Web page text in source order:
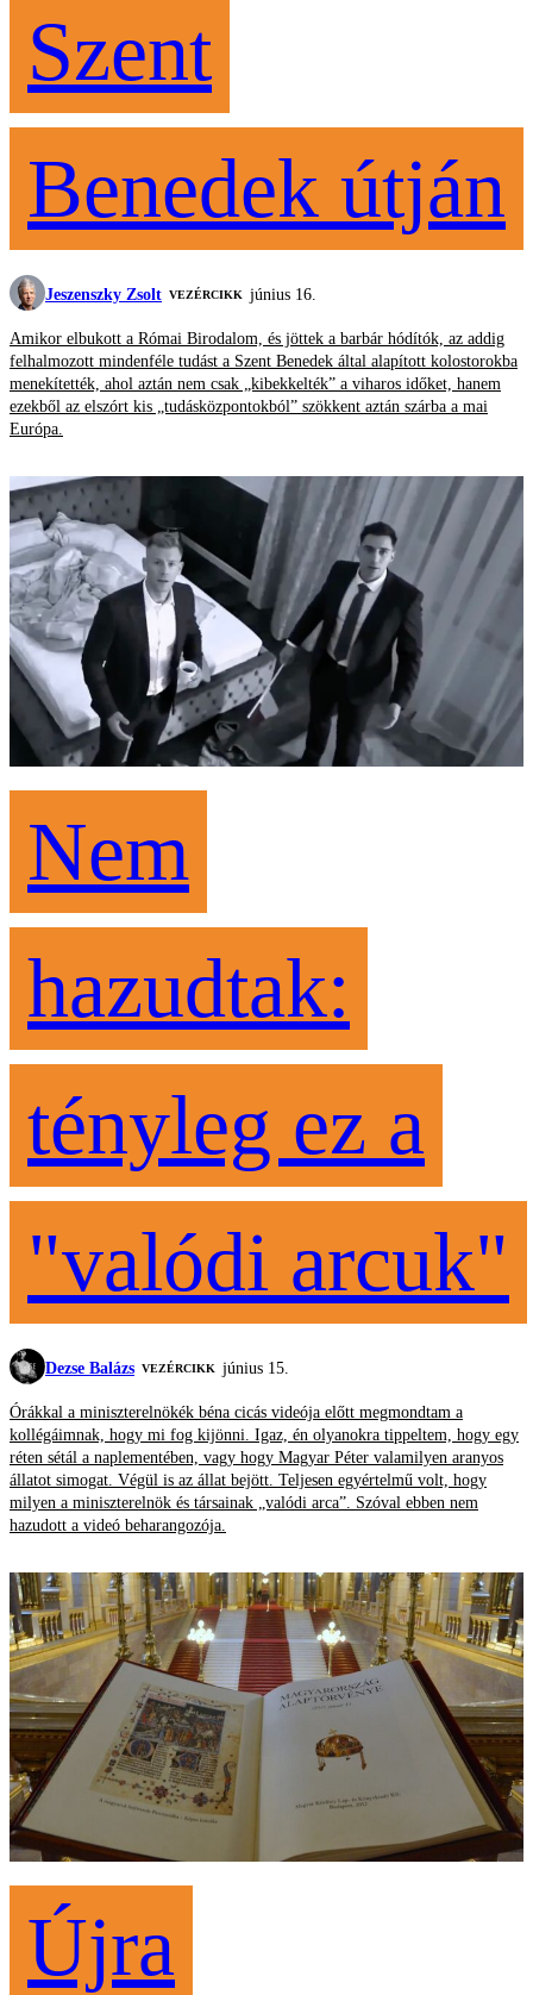
Szent
Benedek útján
Jeszenszky Zsolt VEZÉRCIKK június 16.
Amikor elbukott a Római Birodalom, és jöttek a barbár hódítók, az addig
felhalmozott mindenféle tudást a Szent Benedek által alapított kolostorokba
menekítették, ahol aztán nem csak „kibekkelték” a viharos időket, hanem
ezekből az elszórt kis „tudásközpontokból” szökkent aztán szárba a mai
Európa.
Nem
hazudtak:
tényleg ez a
"valódi arcuk"
Dezse Balázs VEZÉRCIKK június 15.
Órákkal a miniszterelnökék béna cicás videója előtt megmondtam a
kollégáimnak, hogy mi fog kijönni. Igaz, én olyanokra tippeltem, hogy egy
réten sétál a naplementében, vagy hogy Magyar Péter valamilyen aranyos
állatot simogat. Végül is az állat bejött. Teljesen egyértelmű volt, hogy
milyen a miniszterelnök és társainak „valódi arca”. Szóval ebben nem
hazudott a videó beharangozója.
Újra